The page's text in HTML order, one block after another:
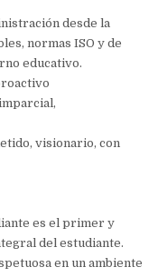
desde la
normas ISO y de
educativo.
visionario, con
es el primer y
del estudiante.
en un ambiente